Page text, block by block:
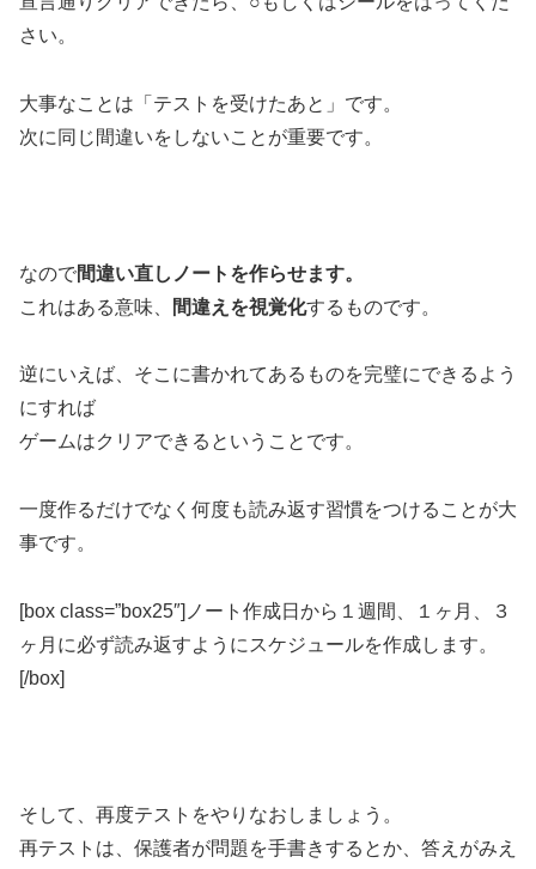
さい。
大事なことは「テストを受けたあと」です。
次に同じ間違いをしないことが重要です。
なので間違い直しノートを作らせます。
これはある意味、
間違えを視覚化するものです。
逆にいえば、そこに書かれてあるものを完璧にできるよう
にすれば
ゲームはクリアできるということです。
一度作るだけでなく何度も読み返す習慣をつけることが大
事です。
[box class=”box25″]ノート作成日から１週間、１ヶ月、３
ヶ月に必ず読み返すようにスケジュールを作成します。
[/box]
そして、再度テストをやりなおしましょう。
再テストは、保護者が問題を手書きするとか、答えがみえ